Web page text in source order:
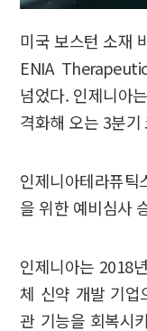
미국 보스턴 소재
ENIA
넘었다. 인제니아
격화해 오는 3분
인제니아테라퓨
을 위한 예비심사
인제니아는 2018
체 신약 개발 기업
관 기능을 회복시